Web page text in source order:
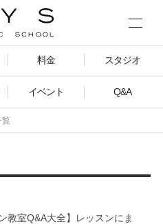
料金 スタジオ
イベント Q&A
覧
教室Q&A大全】レッスンにま